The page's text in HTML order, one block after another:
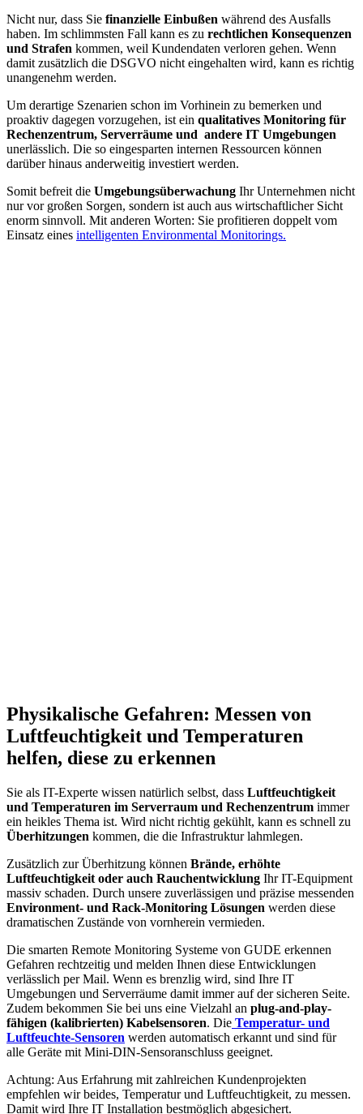
Nicht nur, dass Sie finanzielle Einbußen während des Ausfalls
haben. Im schlimmsten Fall kann es zu rechtlichen Konsequenzen
und Strafen kommen, weil Kundendaten verloren gehen. Wenn
damit zusätzlich die DSGVO nicht eingehalten wird, kann es richtig
unangenehm werden.
Um derartige Szenarien schon im Vorhinein zu bemerken und
proaktiv dagegen vorzugehen, ist ein qualitatives Monitoring für
Rechenzentrum, Serverräume und andere IT Umgebungen
unerlässlich. Die so eingesparten internen Ressourcen können
darüber hinaus anderweitig investiert werden.
Somit befreit die Umgebungsüberwachung Ihr Unternehmen nicht
nur vor großen Sorgen, sondern ist auch aus wirtschaftlicher Sicht
enorm sinnvoll. Mit anderen Worten: Sie profitieren doppelt vom
Einsatz eines intelligenten Environmental Monitorings.
Physikalische Gefahren: Messen von
Luftfeuchtigkeit und Temperaturen
helfen, diese zu erkennen
Sie als IT-Experte wissen natürlich selbst, dass Luftfeuchtigkeit
und Temperaturen im Serverraum und Rechenzentrum immer
ein heikles Thema ist. Wird nicht richtig gekühlt, kann es schnell zu
Überhitzungen kommen, die die Infrastruktur lahmlegen.
Zusätzlich zur Überhitzung können Brände, erhöhte
Luftfeuchtigkeit oder auch Rauchentwicklung Ihr IT-Equipment
massiv schaden. Durch unsere zuverlässigen und präzise messenden
Environment- und Rack-Monitoring Lösungen werden diese
dramatischen Zustände von vornherein vermieden.
Die smarten Remote Monitoring Systeme von GUDE erkennen
Gefahren rechtzeitig und melden Ihnen diese Entwicklungen
verlässlich per Mail. Wenn es brenzlig wird, sind Ihre IT
Umgebungen und Serverräume damit immer auf der sicheren Seite.
Zudem bekommen Sie bei uns eine Vielzahl an plug-and-play-
fähigen (kalibrierten) Kabelsensoren. Die Temperatur- und
Luftfeuchte-Sensoren werden automatisch erkannt und sind für
alle Geräte mit Mini-DIN-Sensoranschluss geeignet.
Achtung: Aus Erfahrung mit zahlreichen Kundenprojekten
empfehlen wir beides, Temperatur und Luftfeuchtigkeit, zu messen.
Damit wird Ihre IT Installation bestmöglich abgesichert.